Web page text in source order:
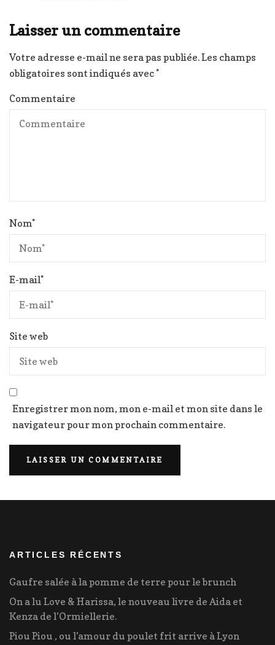
Laisser un commentaire
Votre adresse e-mail ne sera pas publiée.Les champs
obligatoires sont indiqués avec*
Commentaire
Nom*
E-mail*
Site web
Enregistrer mon nom, mon e-mail et mon site dans le
navigateur pour mon prochain commentaire.
ARTICLES RÉCENTS
Gaufre salée à la pomme de terre pour le brunch
On a lu Love & Harissa, le nouveau livre de Aida et
Kenza de l’Ormiellerie.
Piou Piou , ou l’amour du poulet frit arrive à Lyon